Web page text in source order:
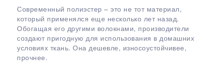
Современный полиэстер – это не тот материал,
который применялся еще несколько лет назад.
Обогащая его другими волокнами, производители
создают пригодную для использования в домашних
условиях ткань. Она дешевле, износоустойчивее,
прочнее.